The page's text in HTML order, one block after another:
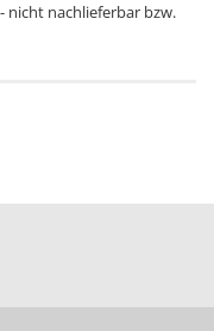
nicht nachlieferbar bzw.